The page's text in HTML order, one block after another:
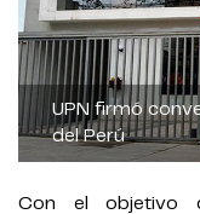
UPN firmó
del Perú
Con el objetivo